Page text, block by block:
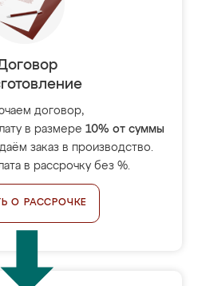
договор,
в размере 10% от суммы
заказ в производство.
в рассрочку без %.
О РАССРОЧКЕ